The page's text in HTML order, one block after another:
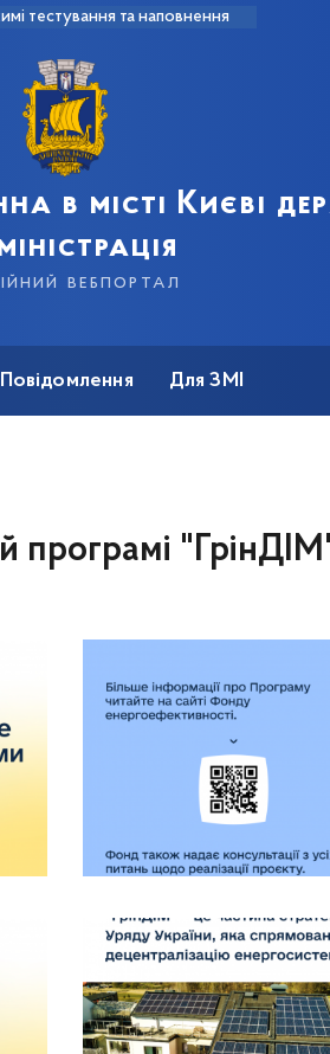
тестування та наповнення
в місті Києві
вебпортал
Повідомлення Для ЗМІ
програмі